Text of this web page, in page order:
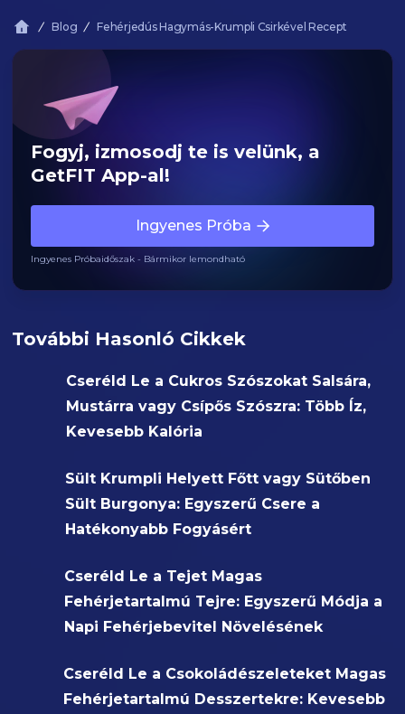
Blog Fehérjedús Hagymás-Krumpli Csirkével Recept
Fogyj, izmosodj te is velünk, a
GetFIT App-al!
Ingyenes Próba
Ingyenes Próbaidőszak - Bármikor lemondható
További Hasonló Cikkek
Cseréld Le a Cukros Szószokat Salsára,
Mustárra vagy Csípős Szószra: Több Íz,
Kevesebb Kalória
Sült Krumpli Helyett Főtt vagy Sütőben
Sült Burgonya: Egyszerű Csere a
Hatékonyabb Fogyásért
Cseréld Le a Tejet Magas
Fehérjetartalmú Tejre: Egyszerű Módja a
Napi Fehérjebevitel Növelésének
Cseréld Le a Csokoládészeleteket Magas
Fehérjetartalmú Desszertekre: Kevesebb